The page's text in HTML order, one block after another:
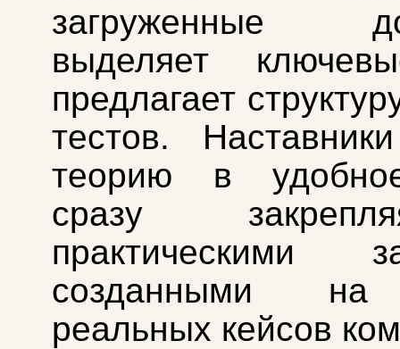
загруженные
выделяет
предлагает
тестов.
теорию в
сразу
практическими
созданными на
реальных кейсов